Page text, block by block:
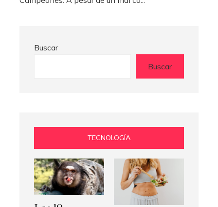
Buscar
Buscar
TECNOLOGÍA